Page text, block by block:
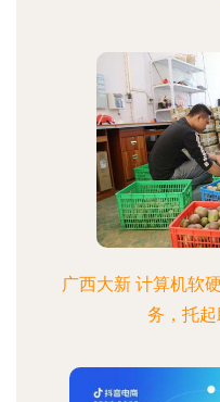
广西大新 计算机软
务，托